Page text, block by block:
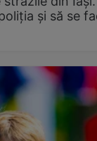
și să se